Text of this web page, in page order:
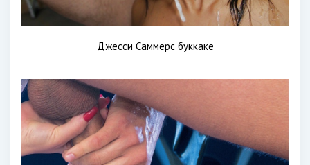
Джесси Саммерс буккаке